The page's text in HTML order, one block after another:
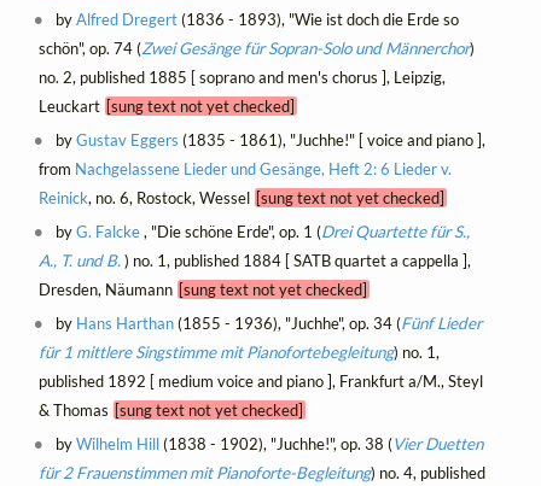
byAlfred Dregert(1836 - 1893), "Wie ist doch die Erde so
schön", op. 74 (Zwei Gesänge für Sopran-Solo und Männerchor)
no. 2, published 1885 [ soprano and men's chorus ], Leipzig,
Leuckart [sung text not yet checked]
byGustav Eggers (1835 - 1861), "Juchhe!" [ voice and piano ],
from Nachgelassene Lieder und Gesänge, Heft 2: 6 Lieder v.
Reinick, no. 6, Rostock, Wessel [sung text not yet checked]
byG. Falcke, "Die schöne Erde", op. 1 (Drei Quartette für S.,
A., T. und B.) no. 1, published 1884 [ SATB quartet a cappella ],
Dresden, Näumann [sung text not yet checked]
by Hans Harthan(1855 - 1936), "Juchhe", op. 34 (Fünf Lieder
für 1 mittlere Singstimme mit Pianofortebegleitung) no. 1,
published 1892 [ medium voice and piano ], Frankfurt a/M., Steyl
& Thomas [sung text not yet checked]
byWilhelm Hill(1838 - 1902), "Juchhe!", op. 38 (Vier Duetten
für 2 Frauenstimmen mit Pianoforte-Begleitung) no. 4, published